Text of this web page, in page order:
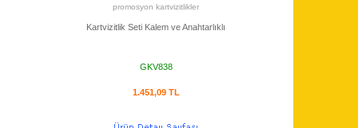
promosyon kartvizitlikler
Kartvizitlik Seti Kalem ve Anahtarlıklı
GKV838
1.451,09 TL